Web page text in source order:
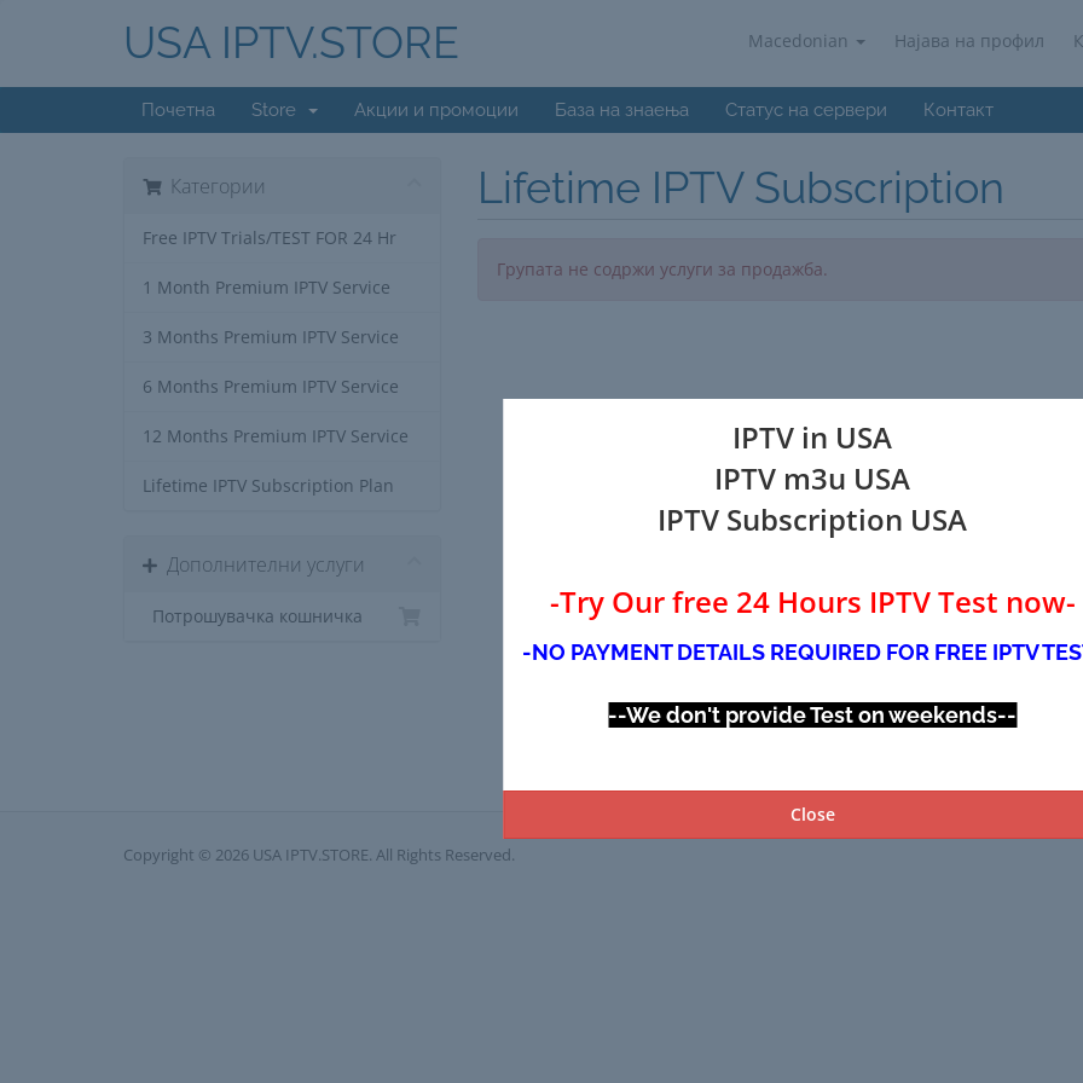
IPTV in USA
IPTV m3u USA
IPTV Subscription USA
-Try Our free 24 Hours IPTV Test now-
-NO PAYMENT DETAILS REQUIRED FOR FREE IPTV
--We don't provide Test on weekends--
Close
Macedonian Најава на профил
USA IPTV.STORE
Почетна Store Акции и промоции База на знаења Статус на сервери Контакт
Категории
Free IPTV Trials/TEST FOR 24 Hr
1 Month Premium IPTV Service
3 Months Premium IPTV Service
6 Months Premium IPTV Service
12 Months Premium IPTV Service
Lifetime IPTV Subscription Plan
Дополнителни услуги
Потрошувачка кошничка
Lifetime IPTV Subscription
Групата не содржи услуги за продажба.
Copyright © 2026 USA IPTV.STORE. All Rights Reserved.